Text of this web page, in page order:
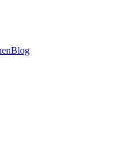
Blog